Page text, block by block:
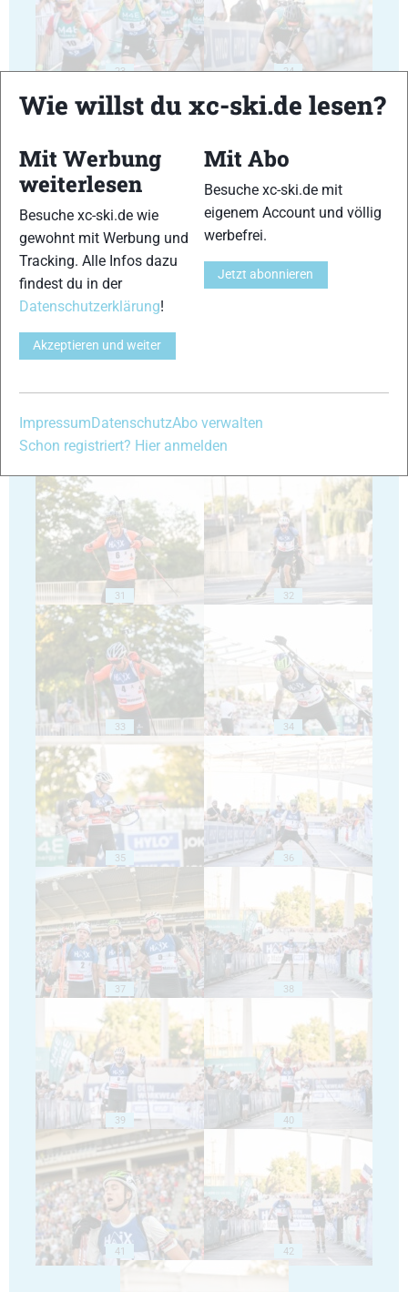
23 24
27
31 32
33 34
35 36
37 38
39 40
41 42
Wie willst du xc-ski.de lesen?
Mit Werbung
weiterlesen
Besuche xc-ski.de wie
gewohnt mit Werbung und
Tracking. Alle Infos dazu
findest du in der
Datenschutzerklärung!
Akzeptieren und weiter
Mit Abo
Besuche xc-ski.de mit
eigenem Account und völlig
werbefrei.
Jetzt abonnieren
Impressum DatenschutzAbo verwalten
Schon registriert? Hier anmelden